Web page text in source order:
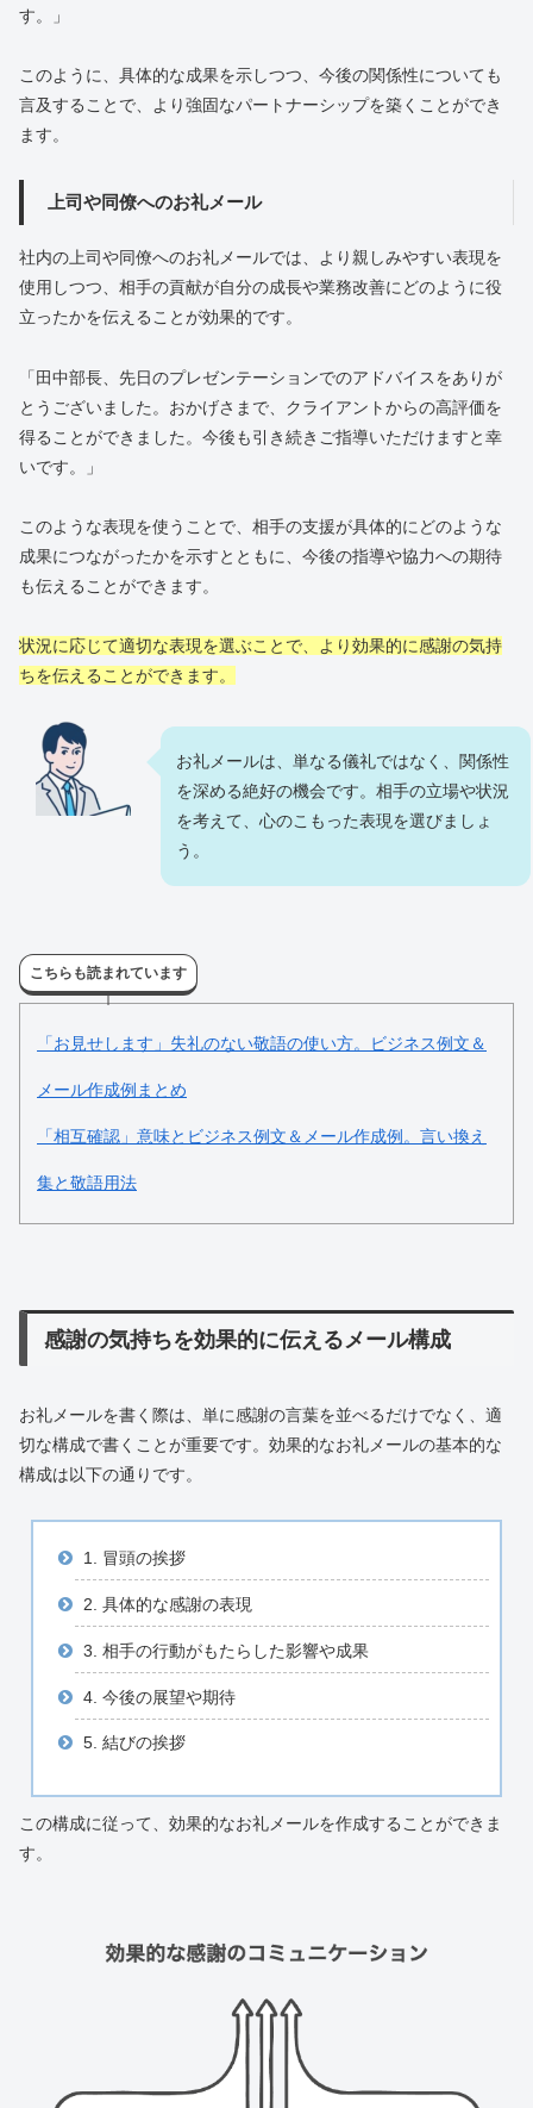
す。」
このように、具体的な成果を示しつつ、今後の関係性についても
言及することで、より強固なパートナーシップを築くことができ
ます。
上司や同僚へのお礼メール
社内の上司や同僚へのお礼メールでは、より親しみやすい表現を
使用しつつ、相手の貢献が自分の成長や業務改善にどのように役
立ったかを伝えることが効果的です。
「田中部長、先日のプレゼンテーションでのアドバイスをありが
とうございました。おかげさまで、クライアントからの高評価を
得ることができました。今後も引き続きご指導いただけますと幸
いです。」
このような表現を使うことで、相手の支援が具体的にどのような
成果につながったかを示すとともに、今後の指導や協力への期待
も伝えることができます。
状況に応じて適切な表現を選ぶことで、より効果的に感謝の気持
ちを伝えることができます。
お礼メールは、単なる儀礼ではなく、関係性
を深める絶好の機会です。相手の立場や状況
を考えて、心のこもった表現を選びましょ
う。
こちらも読まれています
「お見せします」失礼のない敬語の使い方。ビジネス例文＆
メール作成例まとめ
「相互確認」意味とビジネス例文＆メール作成例。言い換え
集と敬語用法
感謝の気持ちを効果的に伝えるメール構成
お礼メールを書く際は、単に感謝の言葉を並べるだけでなく、適
切な構成で書くことが重要です。効果的なお礼メールの基本的な
構成は以下の通りです。
1. 冒頭の挨拶
2. 具体的な感謝の表現
3. 相手の行動がもたらした影響や成果
4. 今後の展望や期待
5. 結びの挨拶
この構成に従って、効果的なお礼メールを作成することができま
す。